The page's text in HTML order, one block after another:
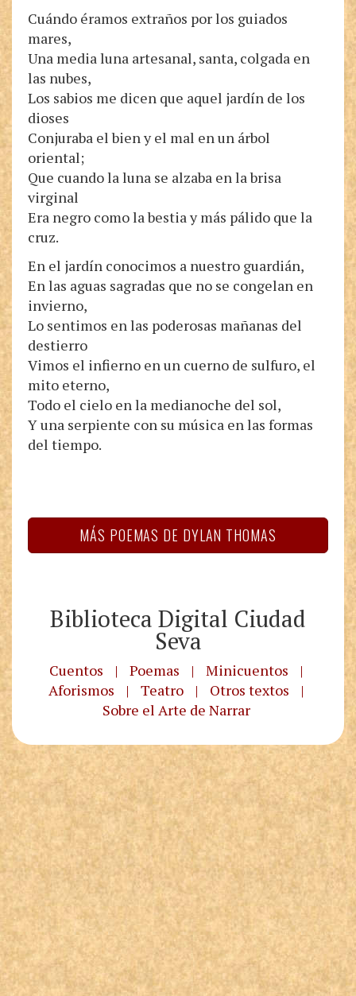
Cuándo éramos extraños por los guiados
mares,
Una media luna artesanal, santa, colgada en
las nubes,
Los sabios me dicen que aquel jardín de los
dioses
Conjuraba el bien y el mal en un árbol
oriental;
Que cuando la luna se alzaba en la brisa
virginal
Era negro como la bestia y más pálido que la
cruz.
En el jardín conocimos a nuestro guardián,
En las aguas sagradas que no se congelan en
invierno,
Lo sentimos en las poderosas mañanas del
destierro
Vimos el infierno en un cuerno de sulfuro, el
mito eterno,
Todo el cielo en la medianoche del sol,
Y una serpiente con su música en las formas
del tiempo.
MÁS POEMAS DE DYLAN THOMAS
Biblioteca Digital Ciudad
Seva
Cuentos | Poemas | Minicuentos
|
Aforismos
| Teatro | Otros textos
|
Sobre el Arte de Narrar